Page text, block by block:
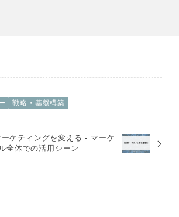
戦略・基盤構築
ケティングを変える - マーケ
全体での活用シーン